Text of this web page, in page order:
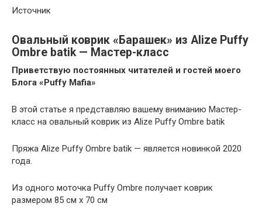
Источник
Овальный коврик «Барашек» из Alize Puffy
Ombre batik — Мастер-класс
Приветствую постоянных читателей и гостей моего
Блога «Puffy Mafia»
В этой статье я представляю вашему вниманию Мастер-
класс на овальный коврик из Alize Puffy Ombre batik
Пряжа Alize Puffy Ombre batik — является новинкой 2020
года.
Из одного моточка Puffy Ombre получает коврик
размером 85 см х 70 см